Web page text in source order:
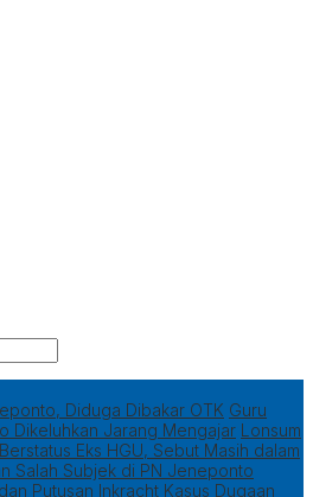
Diduga Dibakar OTK Guru
Dikeluhkan Jarang Mengajar Lonsum
Eks HGU, Sebut Masih dalam
Salah Subjek di PN Jeneponto
Putusan Inkracht Kasus Dugaan